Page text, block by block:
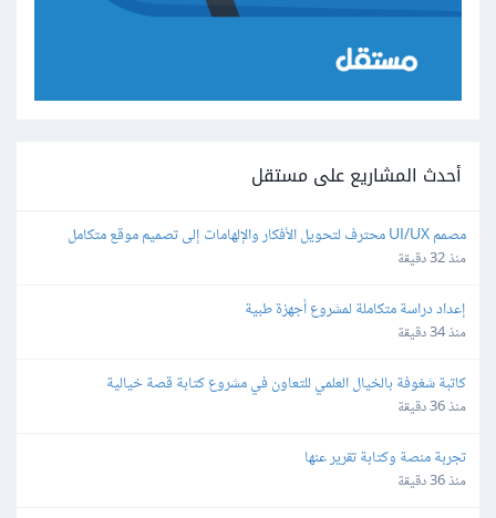
أحدث المشاريع على مستقل
مصمم UI/UX محترف لتحويل الأفكار والإلهامات إلى تصميم موقع متكامل
منذ 32 دقيقة
إعداد دراسة متكاملة لمشروع أجهزة طبية
منذ 34 دقيقة
كاتبة شغوفة بالخيال العلمي للتعاون في مشروع كتابة قصة خيالية
منذ 36 دقيقة
تجربة منصة وكتابة تقرير عنها
منذ 36 دقيقة